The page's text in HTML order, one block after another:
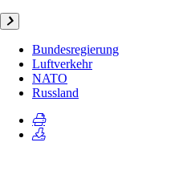
Bundesregierung
Luftverkehr
NATO
Russland